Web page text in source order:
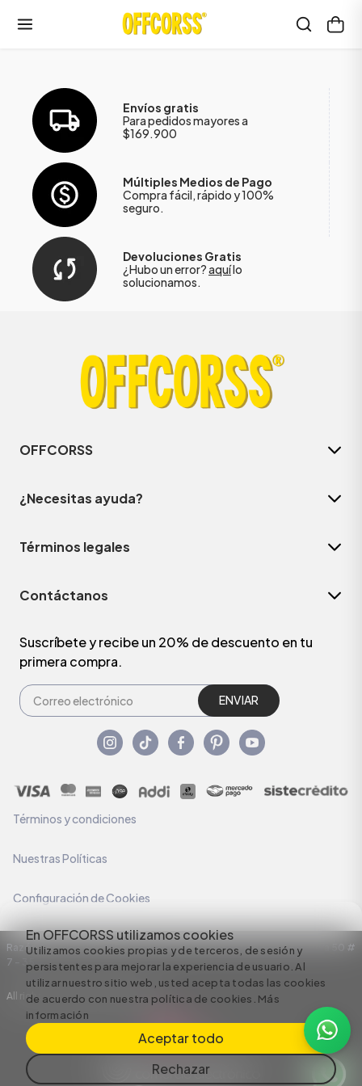
En OFFCORSS utilizamos cookies
Utilizamos cookies propias y de terceros, de sesión y
persistentes para mejorar la experiencia de usuario. Al
utilizar nuestro sitio web, usted acepta todas las cookies
de acuerdo con nuestra política de cookies. Más
información
Aceptar todo
Rechazar
Envíos gratis
Para pedidos mayores a
$169.900
Múltiples Medios de Pago
Compra fácil, rápido y 100%
seguro.
Devoluciones Gratis
¿Hubo un error?aquílo
solucionamos.
OFFCORSS
¿Necesitas ayuda?
Términos legales
Contáctanos
Suscríbete y recibe un 20% de descuento en tu
primera compra.
ENVIAR
Términos y condiciones
Nuestras Políticas
Configuración de Cookies
Razón Social: C.I HERMECO S.A. NIT: 890924167-6 Dirección: Carrera 50 #
7 – 35
All rights reserved empowered by